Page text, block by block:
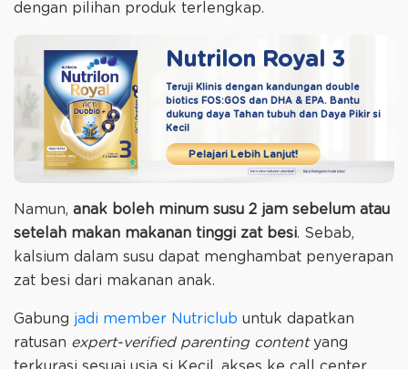
dengan pilihan produk terlengkap.
Nutrilon Royal 3
Teruji Klinis dengan kandungan double
biotics FOS:GOS dan DHA & EPA. Bantu
dukung daya Tahan tubuh dan Daya Pikir si
Kecil
Pelajari Lebih Lanjut!
Namun, anak boleh minum susu 2 jam sebelum atau
setelah makan makanan tinggi zat besi. Sebab,
kalsium dalam susu dapat menghambat penyerapan
zat besi dari makanan anak.
Gabung jadi member Nutriclub untuk dapatkan
ratusan expert-verified parenting contentyang